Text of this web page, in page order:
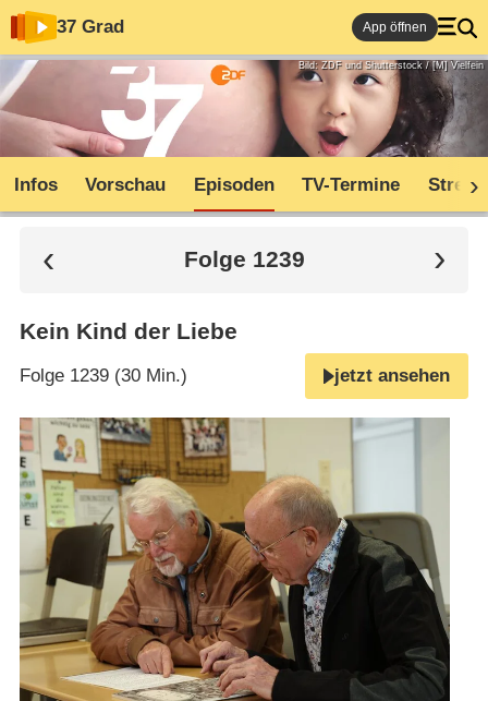
37 Grad App öffnen
Bild: ZDF und Shutterstock / [M] Vielfein
Infos Vorschau Episoden TV-Termine
Folge 1239
Kein Kind der Liebe
Folge 1239 (30 Min.) jetzt ansehen